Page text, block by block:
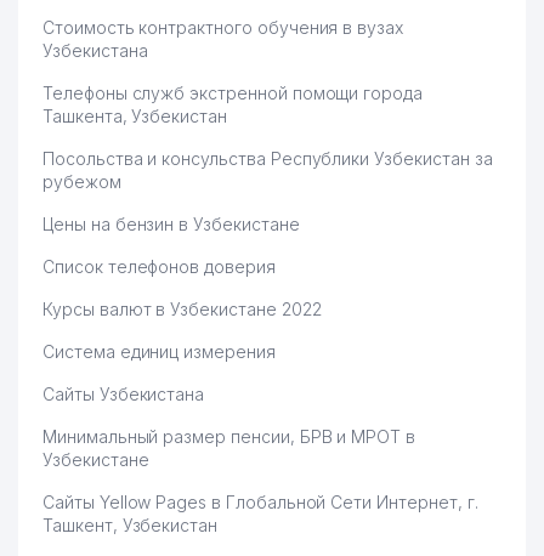
Стоимость контрактного обучения в вузах
Узбекистана
Телефоны служб экстренной помощи города
Ташкента, Узбекистан
Посольства и консульства Республики Узбекистан за
рубежом
Цены на бензин в Узбекистане
Список телефонов доверия
Курсы валют в Узбекистане 2022
Система единиц измерения
Сайты Узбекистана
Минимальный размер пенсии, БРВ и МРОТ в
Узбекистане
Сайты Yellow Pages в Глобальной Сети Интернет, г.
Ташкент, Узбекистан